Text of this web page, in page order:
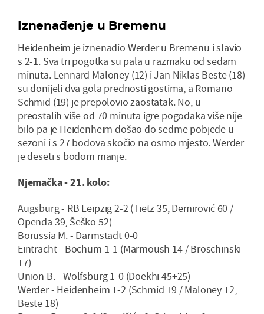
Iznenađenje u Bremenu
Heidenheim je iznenadio Werder u Bremenu i slavio
s 2-1. Sva tri pogotka su pala u razmaku od sedam
minuta. Lennard Maloney (12) i Jan Niklas Beste (18)
su donijeli dva gola prednosti gostima, a Romano
Schmid (19) je prepolovio zaostatak. No, u
preostalih više od 70 minuta igre pogodaka više nije
bilo pa je Heidenheim došao do sedme pobjede u
sezoni i s 27 bodova skočio na osmo mjesto. Werder
je deseti s bodom manje.
Njemačka - 21. kolo:
Augsburg - RB Leipzig 2-2 (Tietz 35, Demirović 60 /
Openda 39, Šeško 52)
Borussia M. - Darmstadt 0-0
Eintracht - Bochum 1-1 (Marmoush 14 / Broschinski
17)
Union B. - Wolfsburg 1-0 (Doekhi 45+25)
Werder - Heidenheim 1-2 (Schmid 19 / Maloney 12,
Beste 18)